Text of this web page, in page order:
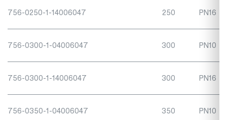
756-0250-1-14006047 250 PN16
756-0300-1-04006047 300 PN10
756-0300-1-14006047 300 PN16
756-0350-1-04006047 350 PN10